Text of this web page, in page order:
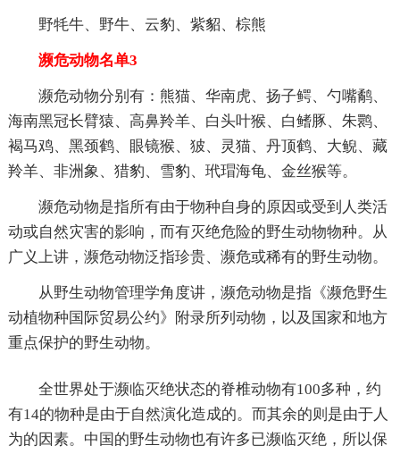
野牦牛、野牛、云豹、紫貂、棕熊
濒危动物名单3
濒危动物分别有：熊猫、华南虎、扬子鳄、勺嘴鹬、
海南黑冠长臂猿、高鼻羚羊、白头叶猴、白鳍豚、朱鹮、
褐马鸡、黑颈鹤、眼镜猴、狓、灵猫、丹顶鹤、大鲵、藏
羚羊、非洲象、猎豹、雪豹、玳瑁海龟、金丝猴等。
濒危动物是指所有由于物种自身的原因或受到人类活
动或自然灾害的影响，而有灭绝危险的野生动物物种。从
广义上讲，濒危动物泛指珍贵、濒危或稀有的野生动物。
从野生动物管理学角度讲，濒危动物是指《濒危野生
动植物种国际贸易公约》附录所列动物，以及国家和地方
重点保护的野生动物。
全世界处于濒临灭绝状态的脊椎动物有100多种，约
有14的物种是由于自然演化造成的。而其余的则是由于人
为的因素。中国的野生动物也有许多已濒临灭绝，所以保